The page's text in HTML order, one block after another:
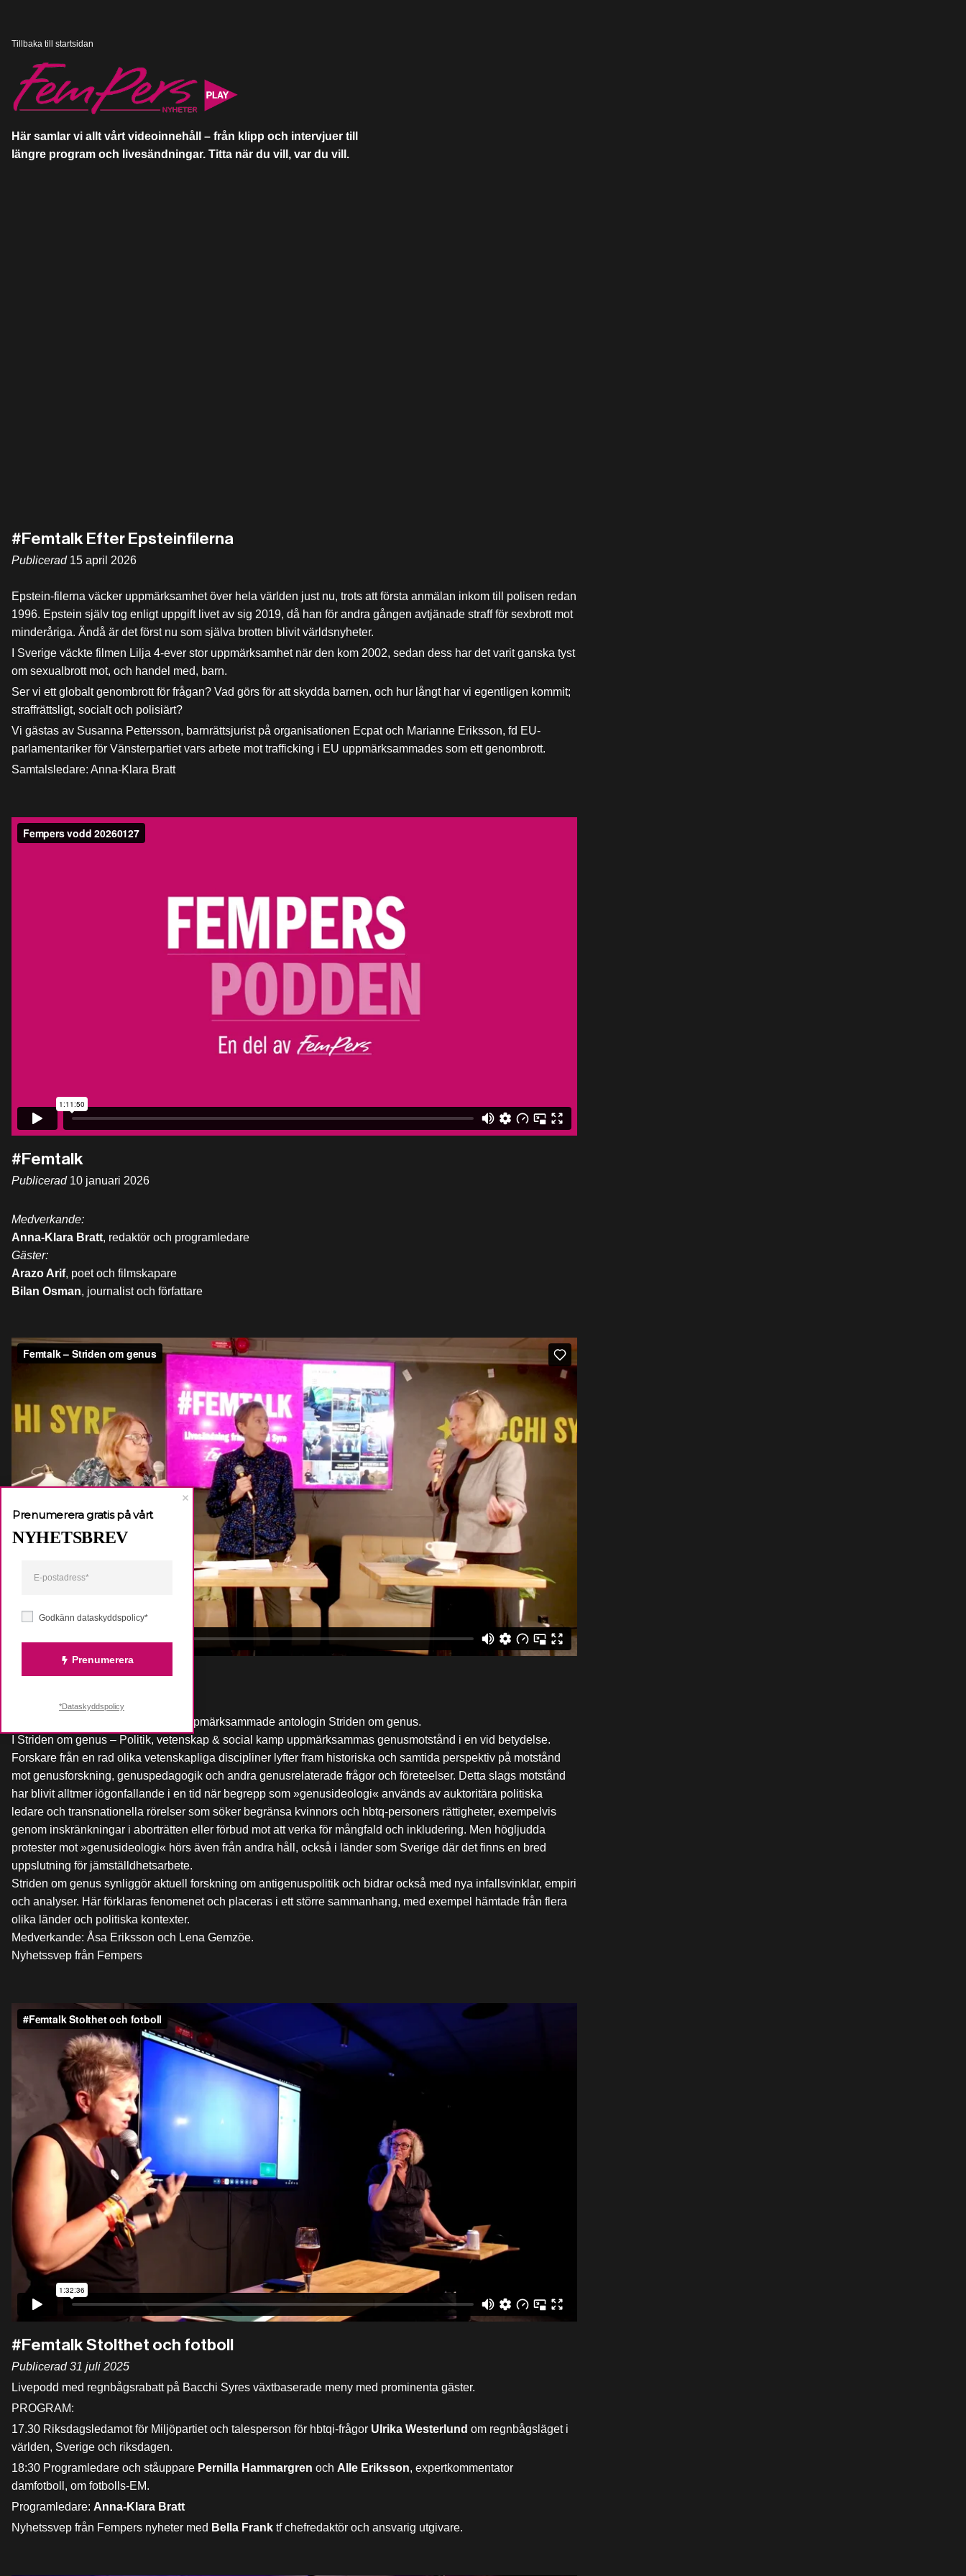
content
Tillbaka till startsidan
Här samlar vi allt vårt videoinnehåll – från klipp och intervjuer till
längre program och livesändningar. Titta när du vill, var du vill.
#Femtalk Efter Epsteinfilerna
Publicerad 15 april 2026
Epstein-filerna väcker uppmärksamhet över hela världen just nu, trots att första anmälan inkom till polisen redan
1996. Epstein själv tog enligt uppgift livet av sig 2019, då han för andra gången avtjänade straff för sexbrott mot
minderåriga. Ändå är det först nu som själva brotten blivit världsnyheter.
I Sverige väckte filmen Lilja 4-ever stor uppmärksamhet när den kom 2002, sedan dess har det varit ganska tyst
om sexualbrott mot, och handel med, barn.
Ser vi ett globalt genombrott för frågan? Vad görs för att skydda barnen, och hur långt har vi egentligen kommit;
straffrättsligt, socialt och polisiärt?
Vi gästas av Susanna Pettersson, barnrättsjurist på organisationen Ecpat och Marianne Eriksson, fd EU-
parlamentariker för Vänsterpartiet vars arbete mot trafficking i EU uppmärksammades som ett genombrott.
Samtalsledare: Anna-Klara Bratt
#Femtalk
Publicerad 10 januari 2026
Medverkande:
Anna-Klara Bratt, redaktör och programledare
Gäster:
Arazo Arif, poet och filmskapare
Bilan Osman, journalist och författare
#Femtalk
Publicerad
25 oktober 2025
Samtal med redaktörerna bakom uppmärksammade antologin Striden om genus.
I Striden om genus – Politik, vetenskap & social kamp uppmärksammas genusmotstånd i en vid betydelse.
Forskare från en rad olika vetenskapliga discipliner lyfter fram historiska och samtida perspektiv på motstånd
mot genusforskning, genuspedagogik och andra genusrelaterade frågor och företeelser. Detta slags motstånd
har blivit alltmer iögonfallande i en tid när begrepp som »genusideologi« används av auktoritära politiska
ledare och transnationella rörelser som söker begränsa kvinnors och hbtq-personers rättigheter, exempelvis
genom inskränkningar i aborträtten eller förbud mot att verka för mångfald och inkludering. Men högljudda
protester mot »genusideologi« hörs även från andra håll, också i länder som Sverige där det finns en bred
uppslutning för jämställdhetsarbete.
Striden om genus synliggör aktuell forskning om antigenuspolitik och bidrar också med nya infallsvinklar, empiri
och analyser. Här förklaras fenomenet och placeras i ett större sammanhang, med exempel hämtade från flera
olika länder och politiska kontexter.
Medverkande: Åsa Eriksson och Lena Gemzöe.
Nyhetssvep från Fempers
#Femtalk Stolthet och fotboll
Publicerad 31 juli 2025
Livepodd med regnbågsrabatt på Bacchi Syres växtbaserade meny med prominenta gäster.
PROGRAM:
17.30 Riksdagsledamot för Miljöpartiet och talesperson för hbtqi-frågor Ulrika Westerlund om regnbågsläget i
världen, Sverige och riksdagen.
18:30 Programledare och ståuppare Pernilla Hammargren och Alle Eriksson, expertkommentator
damfotboll, om fotbolls-EM.
Programledare: Anna-Klara Bratt
Nyhetssvep från Fempers nyheter med Bella Frank tf chefredaktör och ansvarig utgivare.
Godkänn dataskyddspolicy*
Prenumerera
Prenumerera gratis på vårt
NYHETSBREV
*Dataskyddspolicy